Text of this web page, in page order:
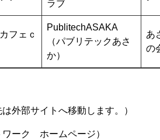
ラブ
フェｃ
PublitechASAKA
（パブリテックあさ
か）
あ
の
外部サイトへ移動します。）
ーク ホームページ）